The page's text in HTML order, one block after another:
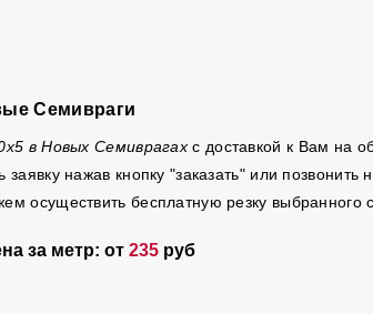
Семивраги
в Новых Семиврагахс доставкой к Вам на
заявку нажав кнопку "заказать" или
осуществить бесплатную резку выбранного
за метр: от 235 руб